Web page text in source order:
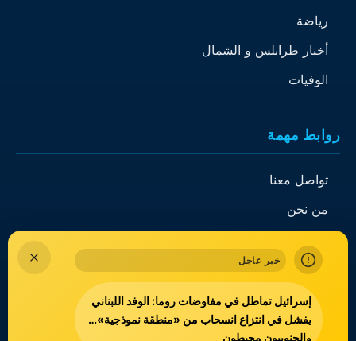
خبر عاجل
إسرائيل تماطل في مفاوضات روما: الوفد اللبناني
يفشل في انتزاع انسحاب من «منطقة نموذجية»…
والجنوبيون محبطون
رياضة
أخبار طرابلس و الشمال
الوفيات
روابط مهمة
تواصل معنا
من نحن
جميع الحقوق محفوظةطيور البارد© 2026